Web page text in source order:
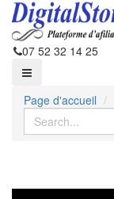
07 52 32 14 25
Page d'accueil